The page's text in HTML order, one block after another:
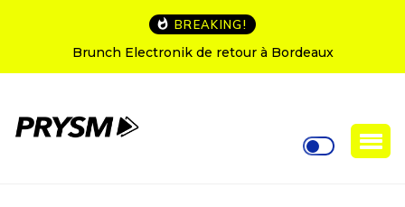
BREAKING!
Brunch Electronik de retour à Bordeaux